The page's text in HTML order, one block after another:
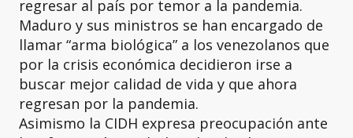
regresar al país por temor a la pandemia.
Maduro y sus ministros se han encargado de
llamar “arma biológica” a los venezolanos que
por la crisis económica decidieron irse a
buscar mejor calidad de vida y que ahora
regresan por la pandemia.
Asimismo la CIDH expresa preocupación ante